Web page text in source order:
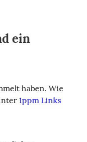
ein
haben. Wie
1ppm Links